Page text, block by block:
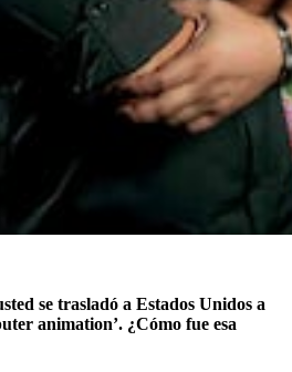
se trasladó a Estados Unidos a
animation’. ¿Cómo fue esa